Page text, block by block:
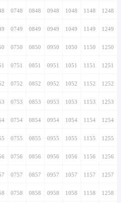
0748 0848 0948 1048 1148 1248
0749 0849 0949 1049 1149 1249
0750 0850 0950 1050 1150 1250
0751 0851 0951 1051 1151 1251
0752 0852 0952 1052 1152 1252
0753 0853 0953 1053 1153 1253
0754 0854 0954 1054 1154 1254
0755 0855 0955 1055 1155 1255
0756 0856 0956 1056 1156 1256
0757 0857 0957 1057 1157 1257
0758 0858 0958 1058 1158 1258